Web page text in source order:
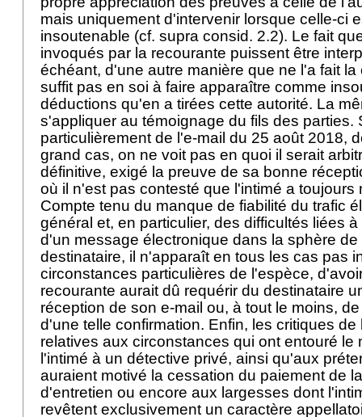
mais uniquement d'intervenir lorsque celle-ci
insoutenable (cf. supra consid. 2.2). Le fait
invoqués par la recourante puissent être
échéant, d'une autre manière que ne l'a fait
suffit pas en soi à faire apparaître comme
déductions qu'en a tirées cette autorité. La
s'appliquer au témoignage du fils des parties.
particulièrement de l'e-mail du 25 août 2018,
grand cas, on ne voit pas en quoi il serait
définitive, exigé la preuve de sa bonne
où il n'est pas contesté que l'intimé a toujours
Compte tenu du manque de fiabilité du trafic
général et, en particulier, des difficultés liées
d'un message électronique dans la sphère
destinataire, il n'apparaît en tous les cas pas
circonstances particulières de l'espèce,
recourante aurait dû requérir du destinataire
réception de son e-mail ou, à tout le moins,
d'une telle confirmation. Enfin, les critiques de
relatives aux circonstances qui ont entouré le
l'intimé à un détective privé, ainsi qu'aux
auraient motivé la cessation du paiement de
d'entretien ou encore aux largesses dont
revêtent exclusivement un caractère